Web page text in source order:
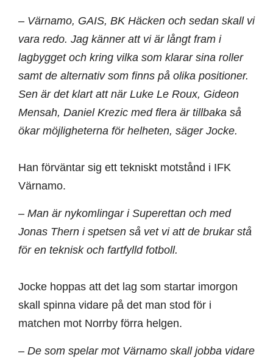
– Värnamo, GAIS, BK Häcken och sedan skall vi
vara redo. Jag känner att vi är långt fram i
lagbygget och kring vilka som klarar sina roller
samt de alternativ som finns på olika positioner.
Sen är det klart att när Luke Le Roux, Gideon
Mensah, Daniel Krezic med flera är tillbaka så
ökar möjligheterna för helheten, säger Jocke.
Han förväntar sig ett tekniskt motstånd i IFK
Värnamo.
– Man är nykomlingar i Superettan och med
Jonas Thern i spetsen så vet vi att de brukar stå
för en teknisk och fartfylld fotboll.
Jocke hoppas att det lag som startar imorgon
skall spinna vidare på det man stod för i
matchen mot Norrby förra helgen.
– De som spelar mot Värnamo skall jobba vidare